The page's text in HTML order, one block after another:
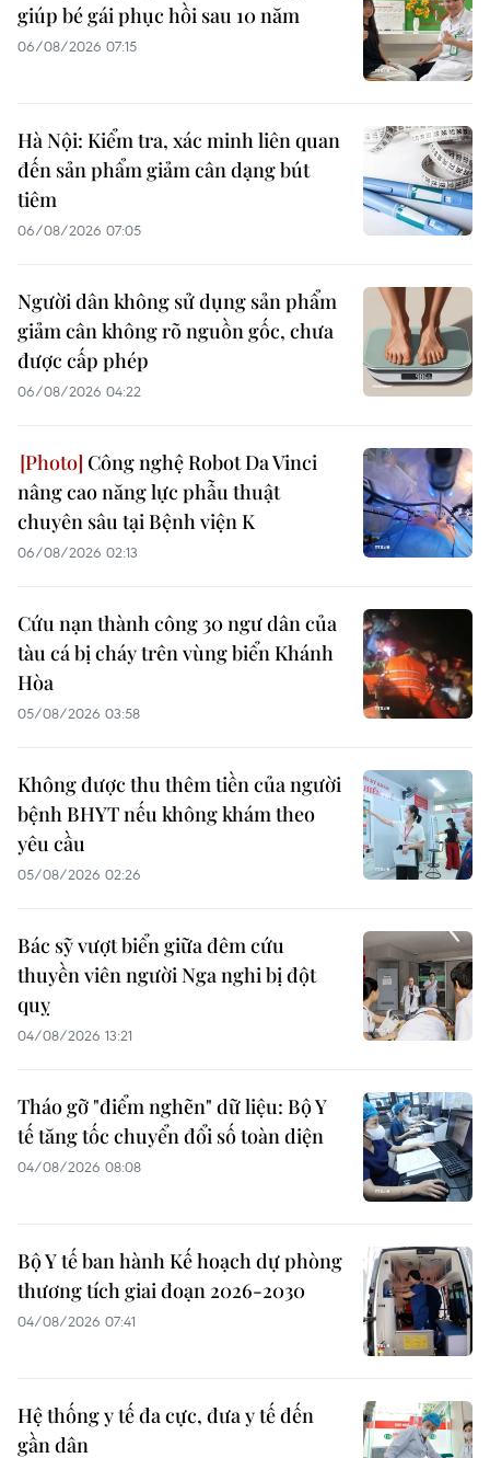
giúp bé gái phục hồi sau 10 năm
06/08/2026 07:15
Hà Nội: Kiểm tra, xác minh liên quan
đến sản phẩm giảm cân dạng bút
tiêm
06/08/2026 07:05
Người dân không sử dụng sản phẩm
giảm cân không rõ nguồn gốc, chưa
được cấp phép
06/08/2026 04:22
Công nghệ Robot Da Vinci
nâng cao năng lực phẫu thuật
chuyên sâu tại Bệnh viện K
06/08/2026 02:13
Cứu nạn thành công 30 ngư dân của
tàu cá bị cháy trên vùng biển Khánh
Hòa
05/08/2026 03:58
Không được thu thêm tiền của người
bệnh BHYT nếu không khám theo
yêu cầu
05/08/2026 02:26
Bác sỹ vượt biển giữa đêm cứu
thuyền viên người Nga nghi bị đột
quỵ
04/08/2026 13:21
Tháo gỡ "điểm nghẽn" dữ liệu: Bộ Y
tế tăng tốc chuyển đổi số toàn diện
04/08/2026 08:08
Bộ Y tế ban hành Kế hoạch dự phòng
thương tích giai đoạn 2026-2030
04/08/2026 07:41
Hệ thống y tế đa cực, đưa y tế đến
gần dân